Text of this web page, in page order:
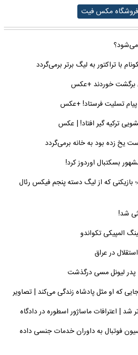
فروشگاه مکس فیت
با تراکتور به لیگ برتر برمی‌گردد
برگشت خوردند +عکس
پیام تسلیت فرستاد! +عکس
ترکیه گیر افتاد! | عکس
یخ زده بود به خانه برمی‌گردد
تا عرش در ۱۸ ماه؛ بازیکنی که از لیگ دسته پنجم فیکس رئال
شد!
المپیکی تکواندو
لیونل مسی درگذشت
که او مثل پادشاه زندگی می‌کند | تصاویر
شد | اعترافات ماساژور اسطوره در دادگاه
فوتبال به داوران خدمات جنسی داده